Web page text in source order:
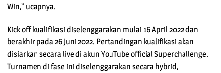
Win,” ucapnya.
Kick off kualifikasi diselenggarakan mulai 16 April 2022 dan
berakhir pada 26 Juni 2022. Pertandingan kualifikasi akan
disiarkan secara live di akun YouTube official Superchallenge.
Turnamen di fase ini diselenggarakan secara hybrid,